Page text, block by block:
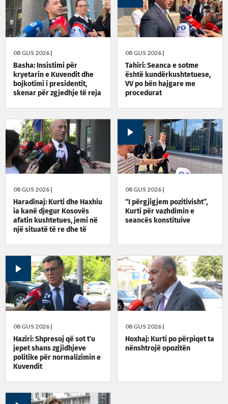
08 GUS 2026 |
Basha: Insistimi për
kryetarin e Kuvendit dhe
bojkotimi i presidentit,
skenar për zgjedhje të reja
08 GUS 2026 |
Tahiri: Seanca e sotme
është kundërkushtetuese,
VV po bën hajgare me
procedurat
08 GUS 2026 |
Haradinaj: Kurti dhe Haxhiu
ia kanë djegur Kosovës
afatin kushtetues, jemi në
një situatë të re dhe të
08 GUS 2026 |
“I përgjigjem pozitivisht”,
Kurti për vazhdimin e
seancës konstituive
08 GUS 2026 |
Haziri: Shpresoj që sot t’u
jepet shans zgjidhjeve
politike për normalizimin e
Kuvendit
08 GUS 2026 |
Hoxhaj: Kurti po përpiqet ta
nënshtrojë opozitën